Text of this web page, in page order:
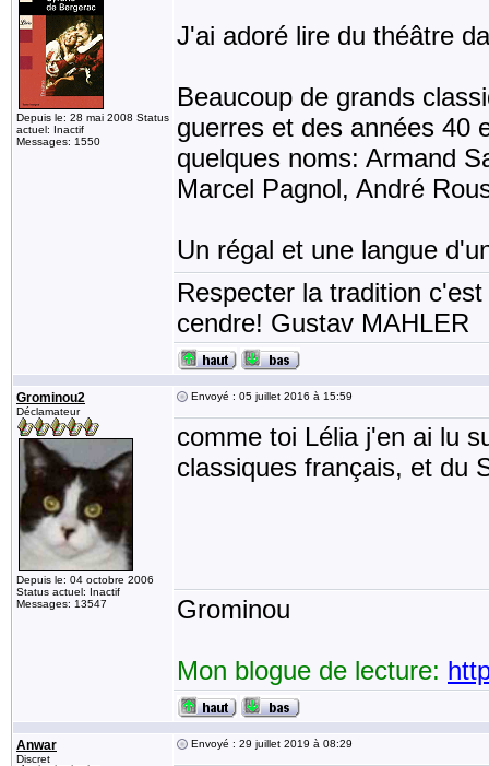
Depuis le: 28 mai 2008 Status
actuel: Inactif
Messages: 1550
J'ai adoré lire du théâtre
Beaucoup de grands
guerres et des années 40
quelques noms: Armand
Marcel Pagnol, André
Un régal et une langue
Respecter la tradition
cendre! Gustav MAHLER
Grominou2
Déclamateur
Depuis le: 04 octobre 2006
Status actuel: Inactif
Messages: 13547
Envoyé : 05 juillet 2016 à 15:59
comme toi Lélia j'en ai lu
classiques français, et du
Grominou
Mon blogue de lecture:
Anwar
Discret
Envoyé : 29 juillet 2019 à 08:29